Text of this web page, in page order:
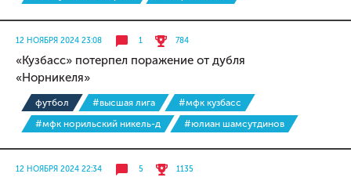
12 НОЯБРЯ 2024 23:08 1 784
«Кузбасс» потерпел поражение от дубля
«Норникеля»
футбол #высшая лига
#мфк кузбасс
#мфк норильский никель-д
#юлиан шамсутдинов
12 НОЯБРЯ 2024 22:34 5 1135